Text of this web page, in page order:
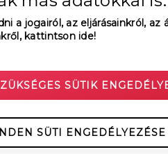
a jogairól, az eljárásainkról,
kattintson ide!
SÜTIK
SÜTI ENGEDÉLYEZÉSE